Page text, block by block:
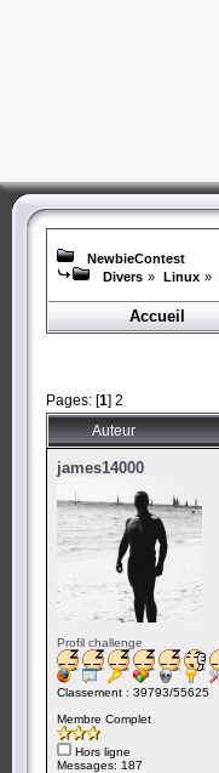
NewbieContest
Divers » Linux »
Accueil
Pages: [1] 2
Auteur
james14000
Profil challenge
Classement : 39793/55625
Membre Complet
Hors ligne
Messages: 187